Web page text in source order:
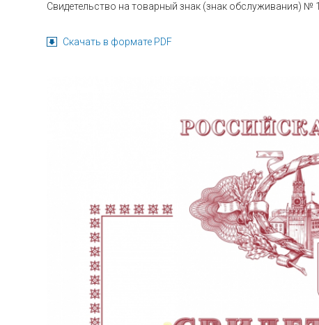
Свидетельство на товарный знак (знак обслуживания) №
Скачать в формате PDF